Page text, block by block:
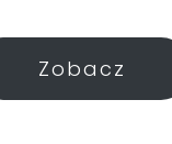
Zobacz